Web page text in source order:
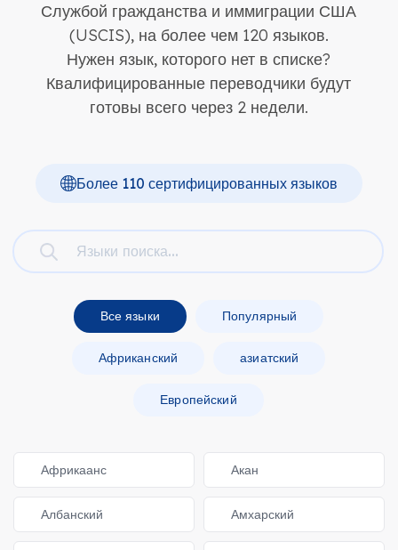
Службой гражданства и иммиграции США
(USCIS), на более чем 120 языков.
Нужен язык, которого нет в списке?
Квалифицированные переводчики будут
готовы всего через 2 недели.
Более 110 сертифицированных языков
Все языки Популярный
Африканский азиатский
Европейский
Африкаанс Акан
Албанский Амхарский